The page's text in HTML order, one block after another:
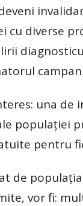
cu diverse
una
populaţiei
pentru
de
vor fi: